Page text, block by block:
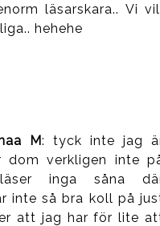
läsarskara.. Vi
hehehe
M: tyck inte jag
dom verkligen inte
inga såna
inte så bra koll på
att jag har för lite